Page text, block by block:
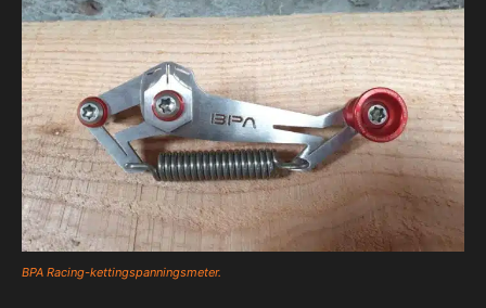
BPA Racing-kettingspanningsmeter.